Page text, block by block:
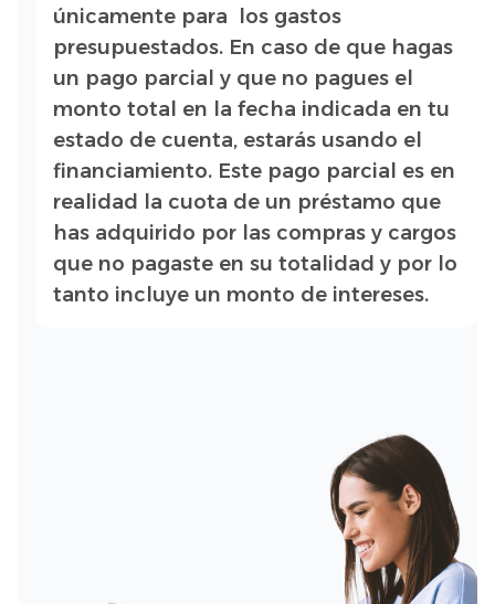
únicamente para los gastos
presupuestados. En caso de que hagas
un pago parcial y que no pagues el
monto total en la fecha indicada en tu
estado de cuenta, estarás usando el
financiamiento. Este pago parcial es en
realidad la cuota de un préstamo que
has adquirido por las compras y cargos
que no pagaste en su totalidad y por lo
tanto incluye un monto de intereses.